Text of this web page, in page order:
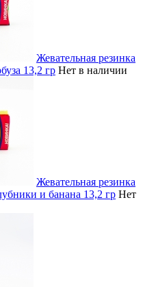
Жевательная резинка
13,2 гр Нет в наличии
Жевательная резинка
и банана 13,2 гр Нет